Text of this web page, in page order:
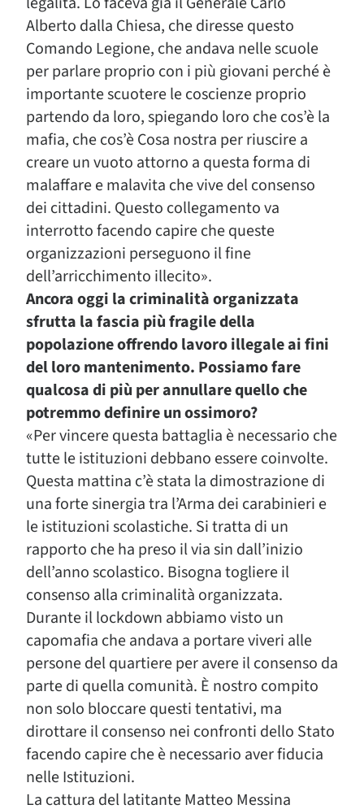
Alberto dalla Chiesa, che diresse questo
Comando Legione, che andava nelle scuole
per parlare proprio con i più giovani perché è
importante scuotere le coscienze proprio
partendo da loro, spiegando loro che cos’è la
mafia, che cos’è Cosa nostra per riuscire a
creare un vuoto attorno a questa forma di
malaffare e malavita che vive del consenso
dei cittadini. Questo collegamento va
interrotto facendo capire che queste
organizzazioni perseguono il fine
dell’arricchimento illecito».
Ancora oggi la criminalità organizzata
sfrutta la fascia più fragile della
popolazione offrendo lavoro illegale ai fini
del loro mantenimento. Possiamo fare
qualcosa di più per annullare quello che
potremmo definire un ossimoro?
«Per vincere questa battaglia è necessario che
tutte le istituzioni debbano essere coinvolte.
Questa mattina c’è stata la dimostrazione di
una forte sinergia tra l’Arma dei carabinieri e
le istituzioni scolastiche. Si tratta di un
rapporto che ha preso il via sin dall’inizio
dell’anno scolastico. Bisogna togliere il
consenso alla criminalità organizzata.
Durante il lockdown abbiamo visto un
capomafia che andava a portare viveri alle
persone del quartiere per avere il consenso da
parte di quella comunità. È nostro compito
non solo bloccare questi tentativi, ma
dirottare il consenso nei confronti dello Stato
facendo capire che è necessario aver fiducia
nelle Istituzioni.
La cattura del latitante Matteo Messina